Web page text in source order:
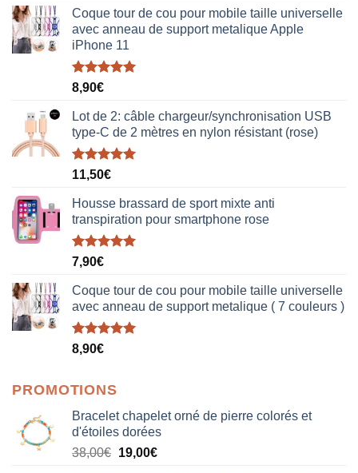
Coque tour de cou pour mobile taille universelle
avec anneau de support metalique Apple
iPhone 11
Note5.00
8,90€
Lot de 2: câble chargeur/synchronisation USB
type-C de 2 mètres en nylon résistant (rose)
Note5.00
11,50€
Housse brassard de sport mixte anti
transpiration pour smartphone rose
Note5.00
7,90€
Coque tour de cou pour mobile taille universelle
avec anneau de support metalique ( 7 couleurs )
Note5.00
8,90€
PROMOTIONS
Bracelet chapelet orné de pierre colorés et
d'étoiles dorées
38,00€ Le
19,00€Le